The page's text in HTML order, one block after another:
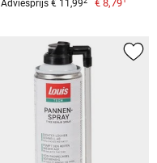
Adviesprijs € 11,99 € 8,79